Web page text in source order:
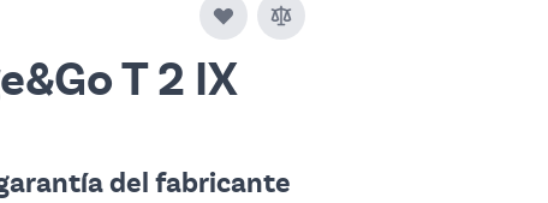
T 2 IX
del fabricante